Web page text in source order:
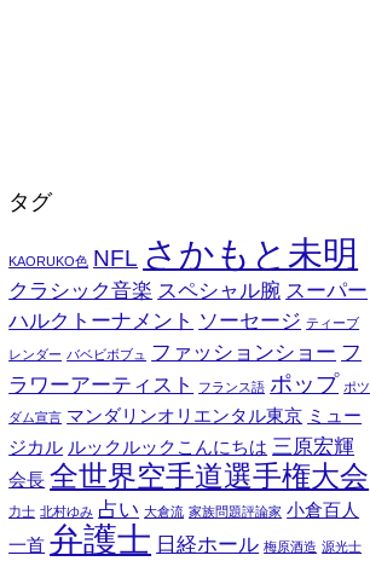
タグ
KAORUKO色 NFL さかもと未明
クラシック音楽 スペシャル腕 スーパー
ハルクトーナメント ソーセージ ティーブ
レンダー バベビボブュ ファッションショー フ
ラワーアーティスト
フランス語 ポップ ポツ
ダム宣言 マンダリンオリエンタル東京 ミュー
ジカル ルックルックこんにちは 三原宏輝
会長 全世界空手道選手権大会
力士 北村ゆみ 占い 大倉流 家族問題評論家 小倉百人
一首 弁護士 日経ホール 梅原酒造 源光士